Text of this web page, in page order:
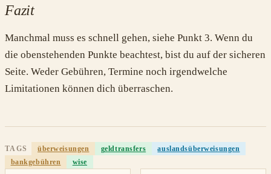
Fazit
Manchmal muss es schnell gehen, siehe Punkt 3. Wenn du
die obenstehenden Punkte beachtest, bist du auf der sicheren
Seite. Weder Gebühren, Termine noch irgendwelche
Limitationen können dich überraschen.
TAGS überweisungen geldtransfers
auslandsüberweisungen
bankgebühren
wise